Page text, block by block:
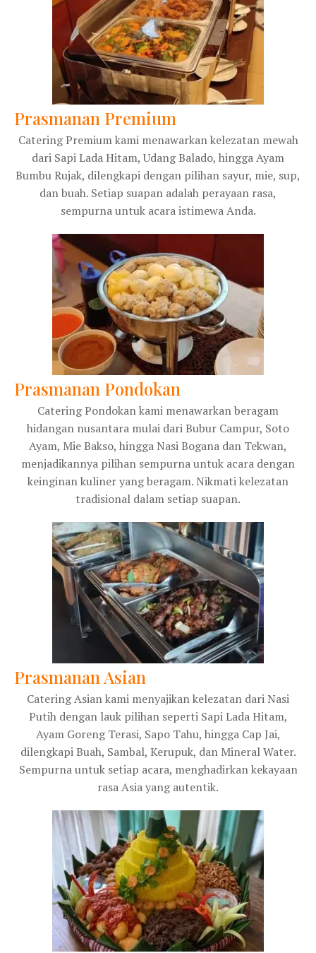
Prasmanan Premium
Catering Premium kami menawarkan kelezatan mewah
dari Sapi Lada Hitam, Udang Balado, hingga Ayam
Bumbu Rujak, dilengkapi dengan pilihan sayur, mie, sup,
dan buah. Setiap suapan adalah perayaan rasa,
sempurna untuk acara istimewa Anda.
Prasmanan Pondokan
Catering Pondokan kami menawarkan beragam
hidangan nusantara mulai dari Bubur Campur, Soto
Ayam, Mie Bakso, hingga Nasi Bogana dan Tekwan,
menjadikannya pilihan sempurna untuk acara dengan
keinginan kuliner yang beragam. Nikmati kelezatan
tradisional dalam setiap suapan.
Prasmanan Asian
Catering Asian kami menyajikan kelezatan dari Nasi
Putih dengan lauk pilihan seperti Sapi Lada Hitam,
Ayam Goreng Terasi, Sapo Tahu, hingga Cap Jai,
dilengkapi Buah, Sambal, Kerupuk, dan Mineral Water.
Sempurna untuk setiap acara, menghadirkan kekayaan
rasa Asia yang autentik.